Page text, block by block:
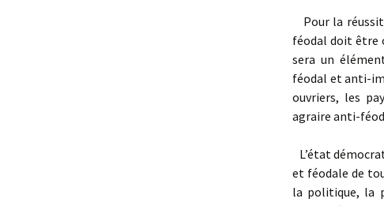
Pour la
féodal doit être
sera un
féodal et anti-
ouvriers, les
agraire anti-
L’état
et féodale de
la politique, la